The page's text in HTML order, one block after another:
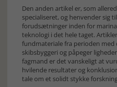
Den anden artikel er, som
specialiseret, og henvender sig
forudsætninger inden for
teknologi i det hele taget.
fundmateriale fra perioden med
skibsbyggeri og påpeger
fagmand er det vanskeligt at
hvilende resultater og
tale om et solidt stykke